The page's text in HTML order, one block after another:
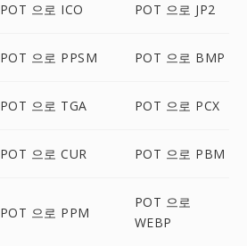
POT 으로 ICO POT 으로 JP2
POT 으로 PPSM POT 으로 BMP
POT 으로 TGA POT 으로 PCX
POT 으로 CUR POT 으로 PBM
POT 으로 PPM
POT 으로
WEBP